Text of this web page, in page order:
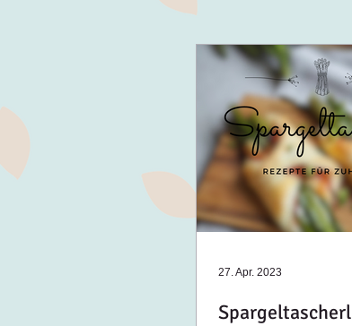
Spargeltascherl
27. Apr. 2023